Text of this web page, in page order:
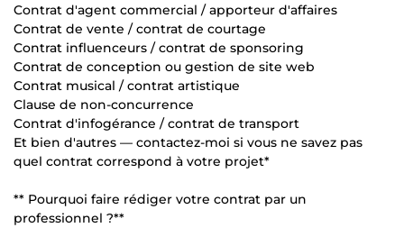
Contrat d'agent commercial / apporteur d'affaires
Contrat de vente / contrat de courtage
Contrat influenceurs / contrat de sponsoring
Contrat de conception ou gestion de site web
Contrat musical / contrat artistique
Clause de non-concurrence
Contrat d'infogérance / contrat de transport
Et bien d'autres — contactez-moi si vous ne savez pas
quel contrat correspond à votre projet*
** Pourquoi faire rédiger votre contrat par un
professionnel ?**